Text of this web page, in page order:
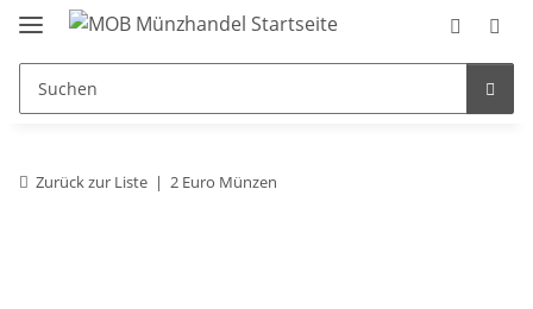
Zurück zur Liste 2 Euro Münzen